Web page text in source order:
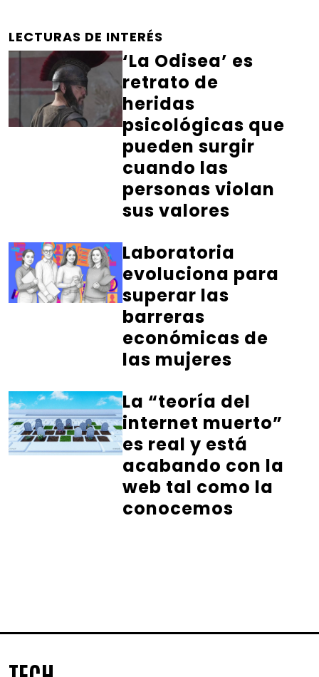
LECTURAS DE INTERÉS
‘La Odisea’ es
retrato de
heridas
psicológicas que
pueden surgir
cuando las
personas violan
sus valores
Laboratoria
evoluciona para
superar las
barreras
económicas de
las mujeres
La “teoría del
internet muerto”
es real y está
acabando con la
web tal como la
conocemos